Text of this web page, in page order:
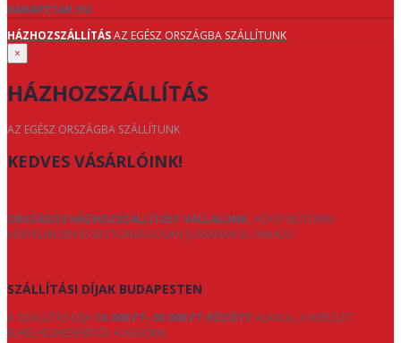
KANAPETAR.HU
HÁZHOZSZÁLLÍTÁSAZ EGÉSZ ORSZÁGBA SZÁLLÍTUNK
×
HÁZHOZSZÁLLÍTÁS
AZ EGÉSZ ORSZÁGBA SZÁLLÍTUNK
KEDVES VÁSÁRLÓINK!
ORSZÁGOS HÁZHOZSZÁLLÍTÁST VÁLLALUNK, HOGY BÚTORAI
KÉNYELMESEN ÉS BIZTONSÁGOSAN JUSSANAK EL ÖNHÖZ.
SZÁLLÍTÁSI DÍJAK BUDAPESTEN
A SZÁLLÍTÁS DÍJA16.000 FT–30.000 FT KÖZÖTT ALAKUL, A KERÜLET
ELHELYEZKEDÉSÉTŐL FÜGGŐEN.